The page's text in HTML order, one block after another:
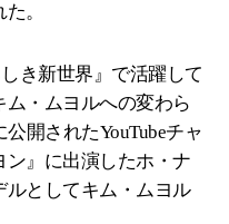
。
き新世界』で活躍して
・ムヨルへの変わら
開されたYouTubeチャ
ン』に出演したホ・ナ
ルとしてキム・ムヨル